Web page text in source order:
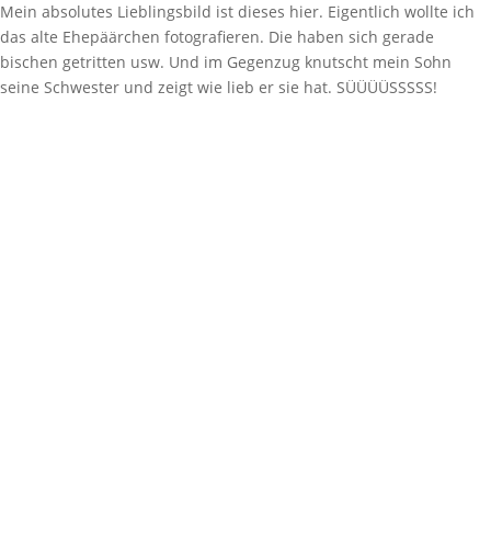
Mein absolutes Lieblingsbild ist dieses hier. Eigentlich wollte ich
das alte Ehepäärchen fotografieren. Die haben sich gerade
bischen getritten usw. Und im Gegenzug knutscht mein Sohn
seine Schwester und zeigt wie lieb er sie hat. SÜÜÜÜSSSSS!